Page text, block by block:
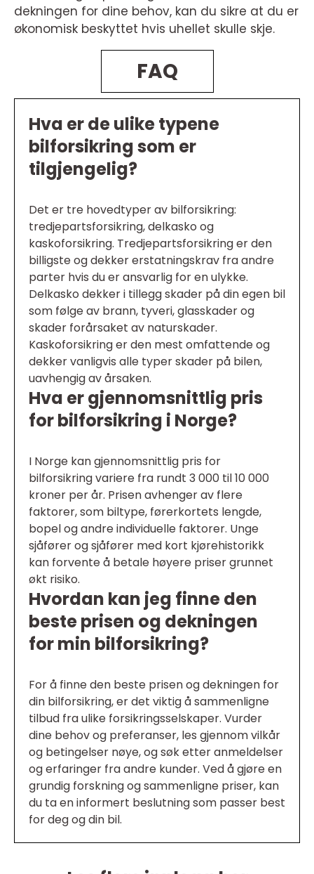
dekningen for dine behov, kan du sikre at du er
økonomisk beskyttet hvis uhellet skulle skje.
FAQ
Hva er de ulike typene
bilforsikring som er
tilgjengelig?
Det er tre hovedtyper av bilforsikring:
tredjepartsforsikring, delkasko og
kaskoforsikring. Tredjepartsforsikring er den
billigste og dekker erstatningskrav fra andre
parter hvis du er ansvarlig for en ulykke.
Delkasko dekker i tillegg skader på din egen bil
som følge av brann, tyveri, glasskader og
skader forårsaket av naturskader.
Kaskoforsikring er den mest omfattende og
dekker vanligvis alle typer skader på bilen,
uavhengig av årsaken.
Hva er gjennomsnittlig pris
for bilforsikring i Norge?
I Norge kan gjennomsnittlig pris for
bilforsikring variere fra rundt 3 000 til 10 000
kroner per år. Prisen avhenger av flere
faktorer, som biltype, førerkortets lengde,
bopel og andre individuelle faktorer. Unge
sjåfører og sjåfører med kort kjørehistorikk
kan forvente å betale høyere priser grunnet
økt risiko.
Hvordan kan jeg finne den
beste prisen og dekningen
for min bilforsikring?
For å finne den beste prisen og dekningen for
din bilforsikring, er det viktig å sammenligne
tilbud fra ulike forsikringsselskaper. Vurder
dine behov og preferanser, les gjennom vilkår
og betingelser nøye, og søk etter anmeldelser
og erfaringer fra andre kunder. Ved å gjøre en
grundig forskning og sammenligne priser, kan
du ta en informert beslutning som passer best
for deg og din bil.